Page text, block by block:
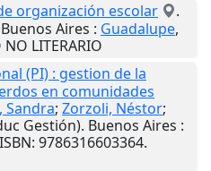
organización escolar
.
Buenos Aires : Guadalupe,
NO LITERARIO
(PI) : gestion de la
en comunidades
Sandra; Zorzoli, Néstor;
Gestión). Buenos Aires :
9786316603364.